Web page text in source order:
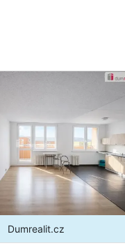
Dumrealit.cz